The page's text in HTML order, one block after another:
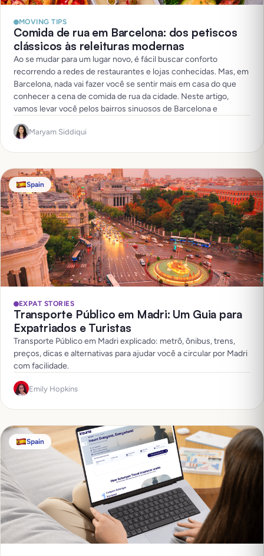
MOVING TIPS
Comida de rua em Barcelona: dos petiscos
clássicos às releituras modernas
Ao se mudar para um lugar novo, é fácil buscar conforto
recorrendo a redes de restaurantes e lojas conhecidas. Mas, em
Barcelona, nada vai fazer você se sentir mais em casa do que
conhecer a cena de comida de rua da cidade. Neste artigo,
vamos levar você pelos bairros sinuosos de Barcelona e
Maryam Siddiqui
Spain
EXPAT STORIES
Transporte Público em Madri: Um Guia para
Expatriados e Turistas
Transporte Público em Madri explicado: metrô, ônibus, trens,
preços, dicas e alternativas para ajudar você a circular por Madri
com facilidade.
Emily Hopkins
Spain